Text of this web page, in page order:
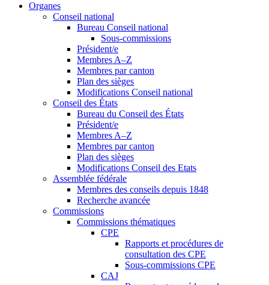
Organes
Conseil national
Bureau Conseil national
Sous-commissions
Président/e
Membres A–Z
Membres par canton
Plan des sièges
Modifications Conseil national
Conseil des États
Bureau du Conseil des États
Président/e
Membres A–Z
Membres par canton
Plan des sièges
Modifications Conseil des Etats
Assemblée fédérale
Membres des conseils depuis 1848
Recherche avancée
Commissions
Commissions thématiques
CPE
Rapports et procédures de
consultation des CPE
Sous-commissions CPE
CAJ